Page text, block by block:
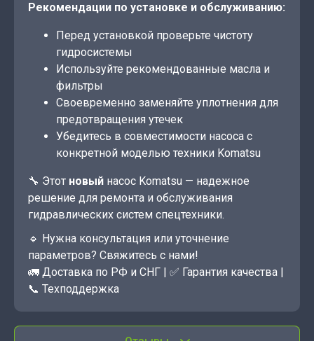
Рекомендации по установке и обслуживанию:
Перед установкой проверьте чистоту
гидросистемы
Используйте рекомендованные масла и
фильтры
Своевременно заменяйте уплотнения для
предотвращения утечек
Убедитесь в совместимости насоса с
конкретной моделью техники Komatsu
🔧 Этот новый насос Komatsu — надежное
решение для ремонта и обслуживания
гидравлических систем спецтехники.
🔹 Нужна консультация или уточнение
параметров? Свяжитесь с нами!
🚛 Доставка по РФ и СНГ | ✅ Гарантия качества |
📞 Техподдержка